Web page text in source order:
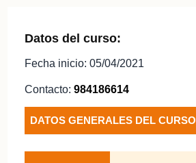
Datos del curso:
Fecha inicio: 05/04/2021
Contacto: 984186614
DATOS GENERALES DEL CURSO